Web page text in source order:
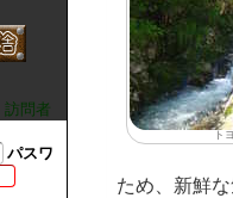
ト
ため、新鮮
訪問者
パスワ